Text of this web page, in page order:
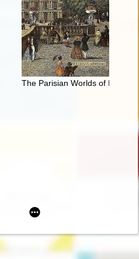
The Parisian Worlds of
Encyklopedia muzyczna